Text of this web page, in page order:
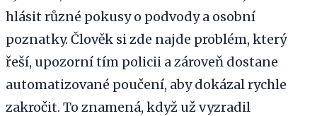
hlásit různé pokusy o podvody a osobní
poznatky. Člověk si zde najde problém, který
řeší, upozorní tím policii a zároveň dostane
automatizované poučení, aby dokázal rychle
zakročit. To znamená, když už vyzradil